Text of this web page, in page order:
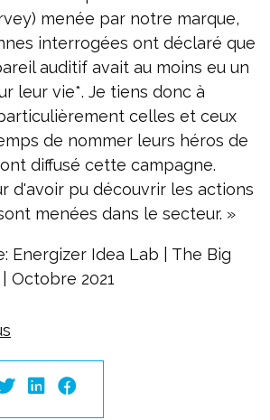
menée par notre marque,
interrogées ont déclaré que
auditif avait au moins eu un
leur vie*. Je tiens donc à
celles et ceux
de nommer leurs héros de
diffusé cette campagne.
d'avoir pu découvrir les actions
menées dans le secteur. »
Energizer Idea Lab | The Big
Octobre 2021